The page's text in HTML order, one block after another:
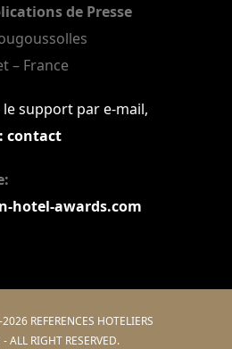
de Presse
– France
support par e-mail,
contact
hotel-awards.com
REFERENCES HOTELIERS
ALL RIGHT RESERVED.